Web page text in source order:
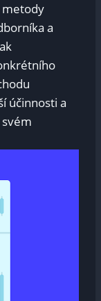
metody
a
účinnosti a